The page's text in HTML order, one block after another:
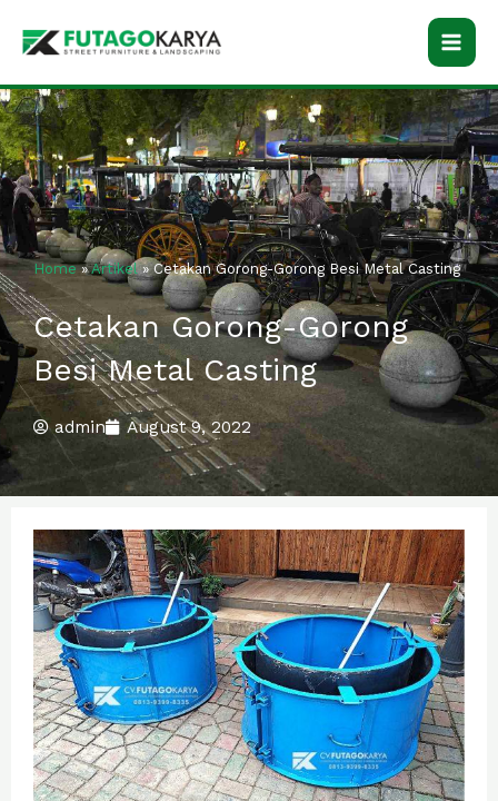
Home»Artikel»Cetakan Gorong-Gorong Besi Metal Casting
Cetakan Gorong-Gorong
Besi Metal Casting
admin August 9, 2022